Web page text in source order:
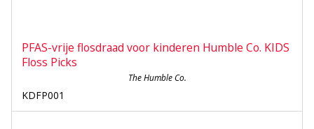
PFAS-vrije flosdraad voor kinderen Humble Co. KIDS
Floss Picks
The Humble Co.
KDFP001